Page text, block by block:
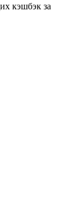
кэшбэк за